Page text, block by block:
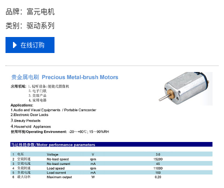
品牌：富元电机
类别：驱动系列
在线订购